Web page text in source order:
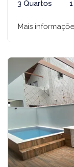
3 Quartos
Mais